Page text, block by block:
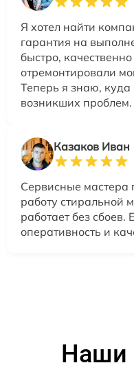
Я хотел найти
гарантия на
быстро,
отремонтировали
Теперь я знаю, куда
возникших проблем.
Казаков Иван
Сервисные мастера
работу стиральной
работает без сбоев.
оперативность и
Наши